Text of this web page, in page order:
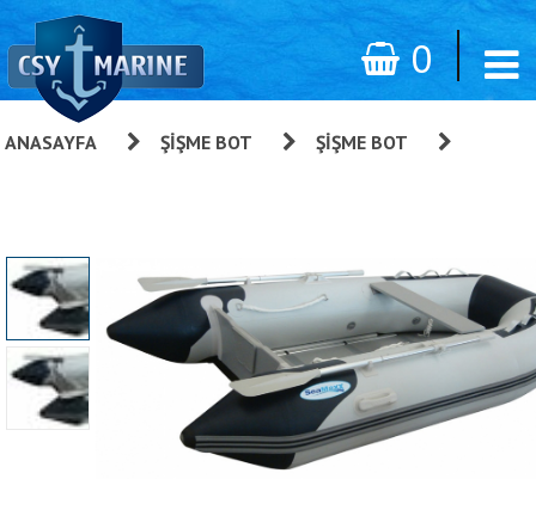
0
ANASAYFA »ŞIŞME BOT ŞIŞME BOT